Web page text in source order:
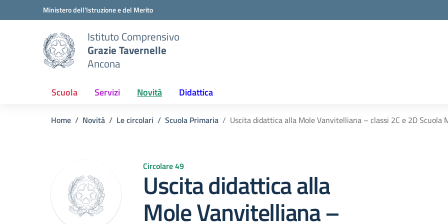
Vai ai contenuti
Vai al menu di navigazioneMinistero dell'Istruzione e del Merito
Istituto Comprensivo
Grazie Tavernelle
Ancona
Scuola Servizi Novità Didattica
Home Novità Le circolari Scuola Primaria Uscita didattica alla Mole Vanvitelliana – classi 2C e 2D Scuola
Circolare 49
Uscita didattica alla
Mole Vanvitelliana –